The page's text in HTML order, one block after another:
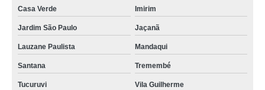
Casa Verde Imirim
Jardim São Paulo Jaçanã
Lauzane Paulista Mandaqui
Santana Tremembé
Tucuruvi Vila Guilherme